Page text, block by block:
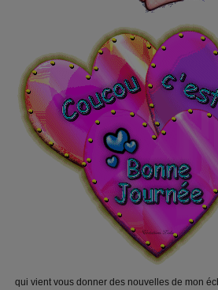
qui vient vous donner des nouvelles de mon